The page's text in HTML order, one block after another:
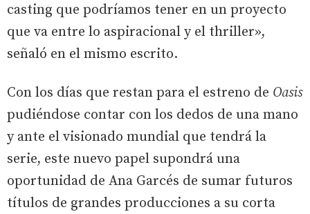
casting que podríamos tener en un proyecto
que va entre lo aspiracional y el thriller»,
señaló en el mismo escrito.
Con los días que restan para el estreno de Oasis
pudiéndose contar con los dedos de una mano
y ante el visionado mundial que tendrá la
serie, este nuevo papel supondrá una
oportunidad de Ana Garcés de sumar futuros
títulos de grandes producciones a su corta